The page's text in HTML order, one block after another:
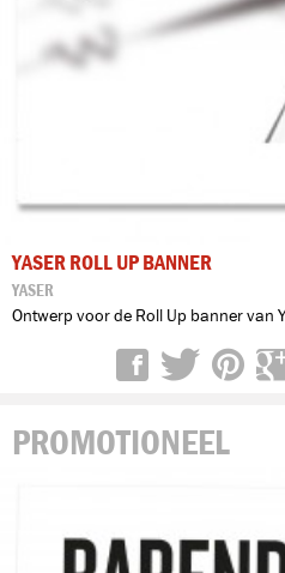
YASER ROLL UP BANNER
YASER
Ontwerp voor de Roll Up banner van
PROMOTIONEEL